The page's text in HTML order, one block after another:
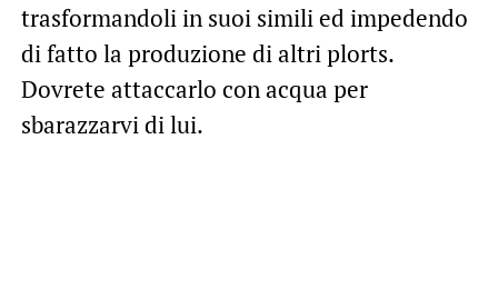
trasformandoli in suoi simili ed impedendo
di fatto la produzione di altri plorts.
Dovrete attaccarlo con acqua per
sbarazzarvi di lui.